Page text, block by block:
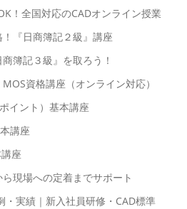
！全国対応のCADオンライン授業
『日商簿記２級』講座
簿記３級』を取ろう！
資格講座（オンライン対応）
イント）基本講座
講座
座
現場への定着までサポート
・実績｜新入社員研修・CAD標準